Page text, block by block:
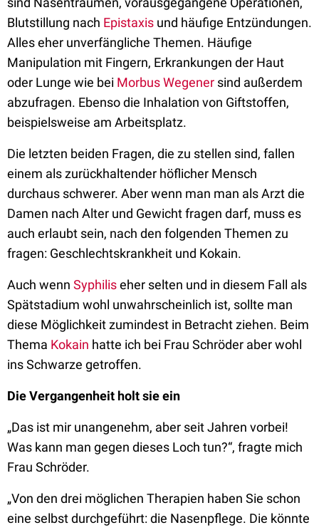
Blutstillung nach Epistaxis und häufige Entzündungen.
Alles eher unverfängliche Themen. Häufige
Manipulation mit Fingern, Erkrankungen der Haut
oder Lunge wie bei Morbus Wegener sind außerdem
abzufragen. Ebenso die Inhalation von Giftstoffen,
beispielsweise am Arbeitsplatz.
Die letzten beiden Fragen, die zu stellen sind, fallen
einem als zurückhaltender höflicher Mensch
durchaus schwerer. Aber wenn man man als Arzt die
Damen nach Alter und Gewicht fragen darf, muss es
auch erlaubt sein, nach den folgenden Themen zu
fragen: Geschlechtskrankheit und Kokain.
Auch wenn Syphiliseher selten und in diesem Fall als
Spätstadium wohl unwahrscheinlich ist, sollte man
diese Möglichkeit zumindest in Betracht ziehen. Beim
Thema Kokain hatte ich bei Frau Schröder aber wohl
ins Schwarze getroffen.
Die Vergangenheit holt sie ein
„Das ist mir unangenehm, aber seit Jahren vorbei!
Was kann man gegen dieses Loch tun?“, fragte mich
Frau Schröder.
„Von den drei möglichen Therapien haben Sie schon
eine selbst durchgeführt: die Nasenpflege. Die könnte